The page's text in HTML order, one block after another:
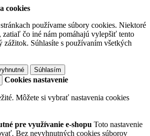
cookies
používame súbory cookies. Niektoré
zatiaľ čo iné nám pomáhajú vylepšiť tento
zážitok. Súhlasíte s používaním všetkých
Súhlasím
Cookies nastavenie
Môžete si vybrať nastavenia cookies
pre využívanie e-shopu Toto nastavenie
Bez nevyhnutných cookies súborov